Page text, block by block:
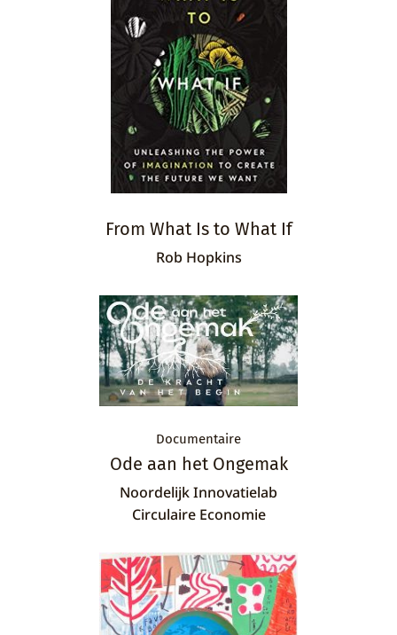
From What Is to What If
Rob Hopkins
Documentaire
Ode aan het Ongemak
Noordelijk Innovatielab
Circulaire Economie